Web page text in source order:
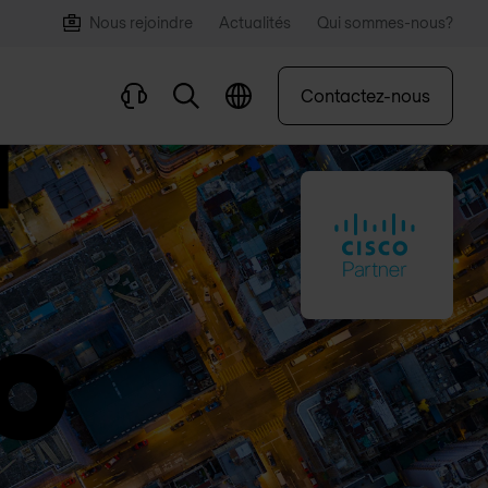
Nous rejoindre Actualités Qui sommes-nous?
Contactez-nous